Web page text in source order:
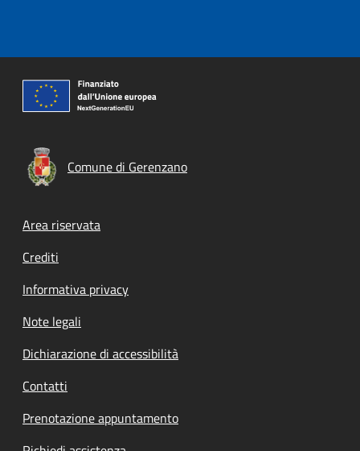
Comune di Gerenzano
Footer menu
Area riservata
Crediti
Informativa privacy
Note legali
Dichiarazione di accessibilità
Contatti
Prenotazione appuntamento